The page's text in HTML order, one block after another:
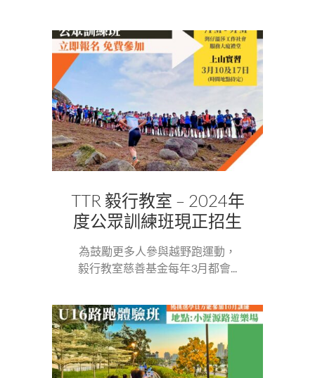
TTR 毅行教室 – 2024年
度公眾訓練班現正招生
為鼓勵更多人參與越野跑運動，
毅行教室慈善基金每年3月都會...